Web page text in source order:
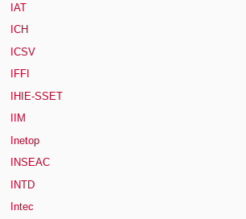
IAT
ICH
ICSV
IFFI
IHIE-SSET
IIM
Inetop
INSEAC
INTD
Intec